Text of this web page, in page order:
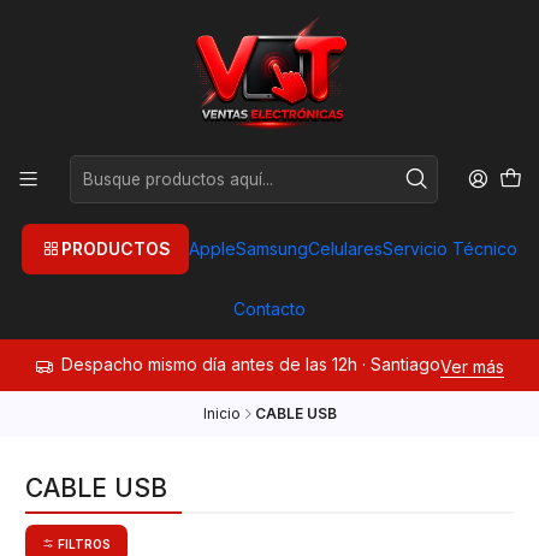
PRODUCTOS AppleSamsungCelularesServicio Técnico
Contacto
Despacho mismo día antes de las 12h · SantiagoVer más
Inicio CABLE USB
CABLE USB
FILTROS